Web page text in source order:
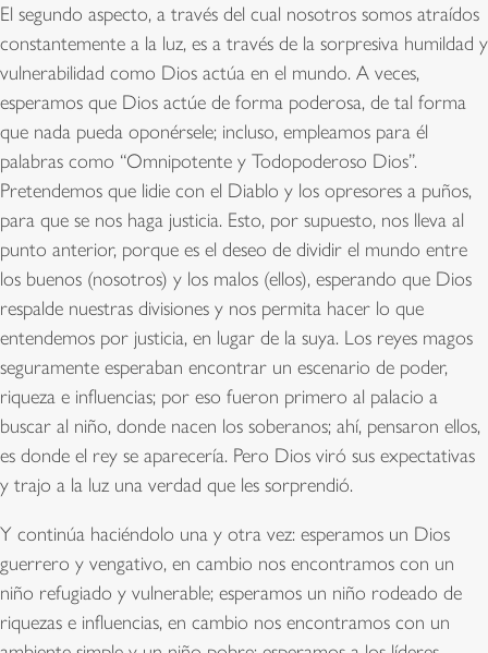
El segundo aspecto, a través del cual nosotros somos atraídos
constantemente a la luz, es a través de la sorpresiva humildad y
vulnerabilidad como Dios actúa en el mundo. A veces,
esperamos que Dios actúe de forma poderosa, de tal forma
que nada pueda oponérsele; incluso, empleamos para él
palabras como “Omnipotente y Todopoderoso Dios”.
Pretendemos que lidie con el Diablo y los opresores a puños,
para que se nos haga justicia. Esto, por supuesto, nos lleva al
punto anterior, porque es el deseo de dividir el mundo entre
los buenos (nosotros) y los malos (ellos), esperando que Dios
respalde nuestras divisiones y nos permita hacer lo que
entendemos por justicia, en lugar de la suya. Los reyes magos
seguramente esperaban encontrar un escenario de poder,
riqueza e influencias; por eso fueron primero al palacio a
buscar al niño, donde nacen los soberanos; ahí, pensaron ellos,
es donde el rey se aparecería. Pero Dios viró sus expectativas
y trajo a la luz una verdad que les sorprendió.
Y continúa haciéndolo una y otra vez: esperamos un Dios
guerrero y vengativo, en cambio nos encontramos con un
niño refugiado y vulnerable; esperamos un niño rodeado de
riquezas e influencias, en cambio nos encontramos con un